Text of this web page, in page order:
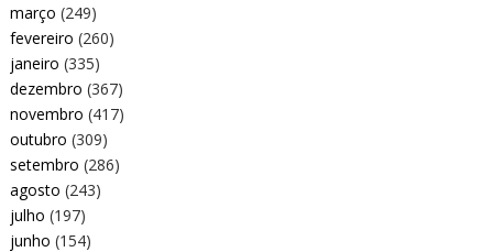
março (249)
fevereiro (260)
janeiro (335)
dezembro (367)
novembro (417)
outubro (309)
setembro (286)
agosto (243)
julho (197)
junho (154)